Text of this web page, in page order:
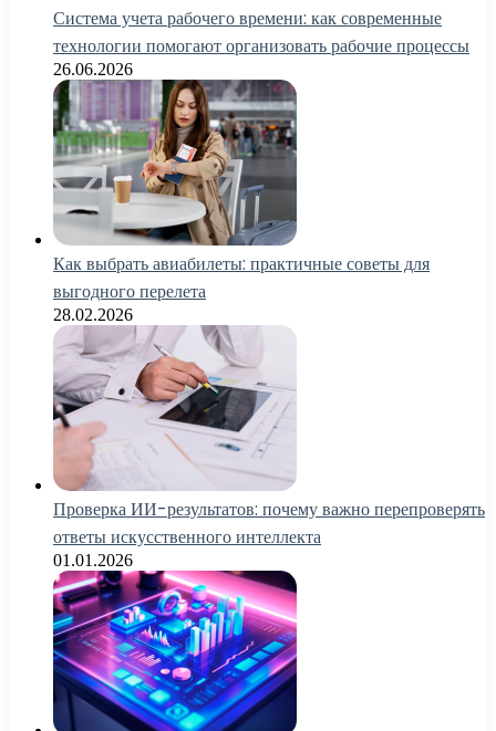
Система учета рабочего времени: как современные
технологии помогают организовать рабочие процессы
26.06.2026
Как выбрать авиабилеты: практичные советы для
выгодного перелета
28.02.2026
Проверка ИИ-результатов: почему важно перепроверять
ответы искусственного интеллекта
01.01.2026